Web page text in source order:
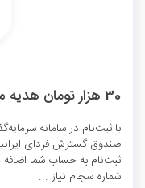
30 هزار تومان هدیه معرفی سودآیند
ثبت‌نام به حساب شما اضافه
شماره سجام نیاز ...